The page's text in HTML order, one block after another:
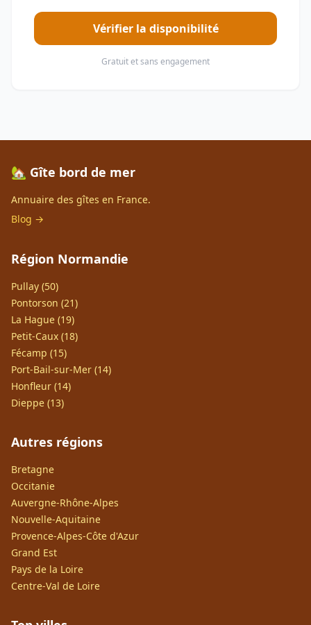
Vérifier la disponibilité
Gratuit et sans engagement
🏡 Gîte bord de mer
Annuaire des gîtes en France.
Blog →
Région Normandie
Pullay (50)
Pontorson (21)
La Hague (19)
Petit-Caux (18)
Fécamp (15)
Port-Bail-sur-Mer (14)
Honfleur (14)
Dieppe (13)
Autres régions
Bretagne
Occitanie
Auvergne-Rhône-Alpes
Nouvelle-Aquitaine
Provence-Alpes-Côte d'Azur
Grand Est
Pays de la Loire
Centre-Val de Loire